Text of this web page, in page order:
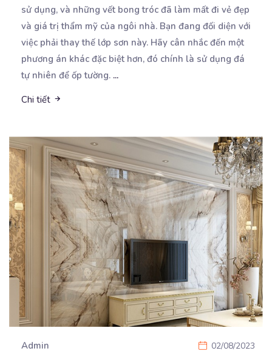
sử dụng, và những vết bong tróc đã làm mất đi vẻ đẹp
và giá trị thẩm mỹ của ngôi nhà. Bạn đang đối diện với
việc phải thay thế lớp sơn này. Hãy cân nhắc đến một
phương án khác đặc biệt hơn, đó chính là sử dụng đá
tự nhiên để ốp tường. ...
Chi tiết
Admin 02/08/2023